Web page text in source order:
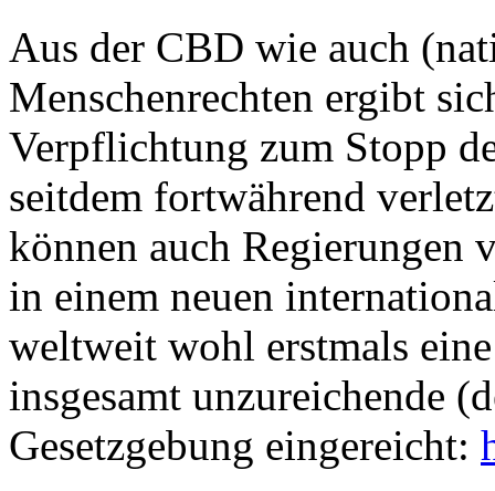
Aus der CBD wie auch
Menschenrechten ergibt
Verpflichtung zum Stopp
seitdem fortwährend
können auch Regierungen
in einem neuen
weltweit wohl erstmals
insgesamt unzureichende
Gesetzgebung eingereicht: